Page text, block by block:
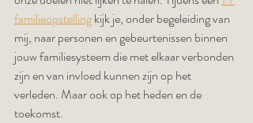
familieopstelling kijk je, onder begeleiding van
mij, naar personen en gebeurtenissen binnen
jouw familiesysteem die met elkaar verbonden
zijn en van invloed kunnen zijn op het
verleden. Maar ook op het heden en de
toekomst.